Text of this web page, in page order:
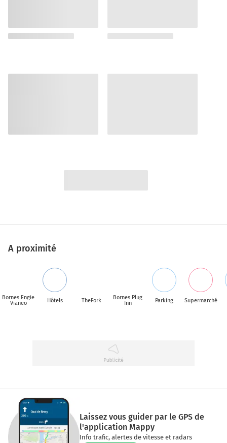
A proximité
Bornes Engie
Vianeo
Hôtels TheFork
Bornes Plug
Inn
Parking Supermarché
Laissez vous guider par le GPS de
l'application Mappy
Info trafic, alertes de vitesse et radars